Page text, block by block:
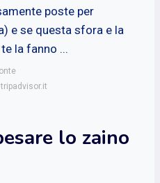
poste per
e se questa sfora e la
la fanno ...
lo zaino